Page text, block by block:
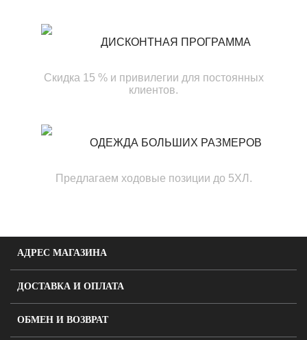
ДИСКОНТНАЯ ПРОГРАММА
Скидка 15 % и привилегии для постоянных
клиентов.
ОДЕЖДА БОЛЬШИХ РАЗМЕРОВ
Предлагаем ходовые позиции до 5ХЛ.
АДРЕС МАГАЗИНА
ДОСТАВКА И ОПЛАТА
ОБМЕН И ВОЗВРАТ